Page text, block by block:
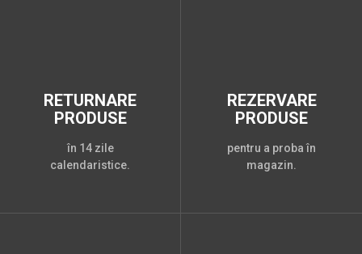
RETURNARE
PRODUSE
în 14 zile
calendaristice.
REZERVARE
PRODUSE
pentru a proba în
magazin.